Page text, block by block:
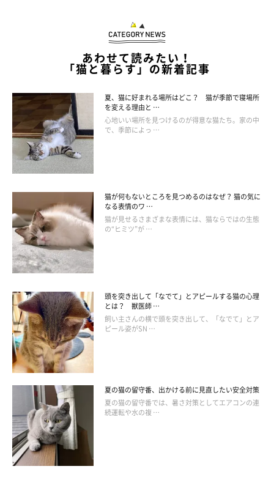
ねこのきもち投稿写真ギャラリー
崩してしまったりすることもあり得ます。あまりかまわず、少し
離れたところから優しく見守ってあげてください。
落ち着いてきてケージの中を歩き回ったり、外の様子を気にした
りするようであれば、少し部屋の中を歩かせみてもかまいませ
ん。離れた場所で観察しながら10～30分ほど自由に歩かせ、猫
が慣れてきたら徐々に時間や範囲を伸ばしてみてください。な
お、歩かせる場所は、飼い主さんの目が届く範囲内に限定してく
ださい。
緊張していたり怖がっていたりする場合は、初日は無理させず、
あわせて読みたい！
「猫と暮らす」の新着記事
夏、猫に好まれる場所はどこ？ 猫が季節で寝場所
を変える理由と …
心地いい場所を見つけるのが得意な猫たち。家の中
で、季節によっ …
猫が何もないところを見つめるのはなぜ？ 猫の気に
なる表情のワ …
猫が見せるさまざまな表情には、猫ならではの生態
の“ヒミツ”が …
頭を突き出して「なでて」とアピールする猫の心理
とは？ 獣医師 …
飼い主さんの横で頭を突き出して、「なでて」とア
ピール姿がSN …
夏の猫の留守番、出かける前に見直したい安全対策
夏の猫の留守番では、暑さ対策としてエアコンの連
続運転や水の複 …